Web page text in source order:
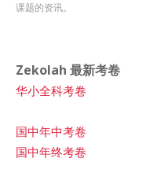
课题的资讯。
Zekolah 最新考卷
华小全科考卷
国中年中考卷
国中年终考卷